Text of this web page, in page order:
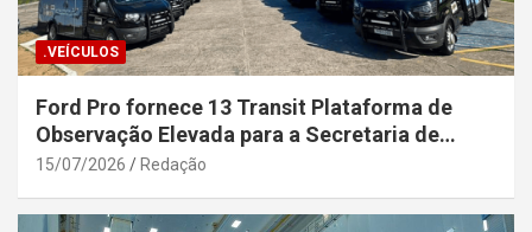
.VEÍCULOS
Ford Pro fornece 13 Transit Plataforma de
Observação Elevada para a Secretaria de
Segurança Pública da Bahia
15/07/2026 Redação